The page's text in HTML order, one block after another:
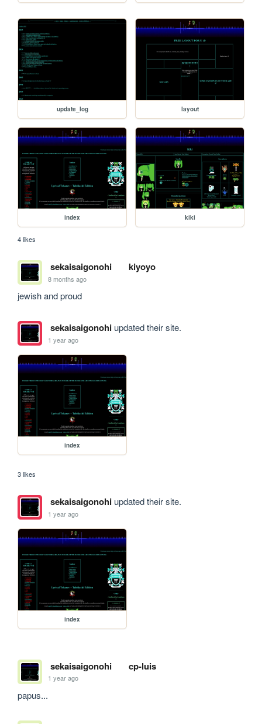
update_log layout
index kiki
4 likes
sekaisaigonohi kiyoyo
8 months ago
jewish and proud
sekaisaigonohiupdated their site.
1 year ago
index
3 likes
sekaisaigonohiupdated their site.
1 year ago
index
sekaisaigonohi cp-luis
1 year ago
papus...